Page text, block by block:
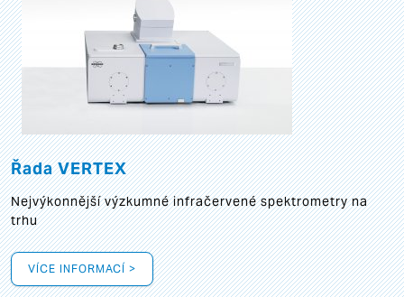
Řada VERTEX
Nejvýkonnější výzkumné infračervené spektrometry na
trhu
VÍCE INFORMACÍ >